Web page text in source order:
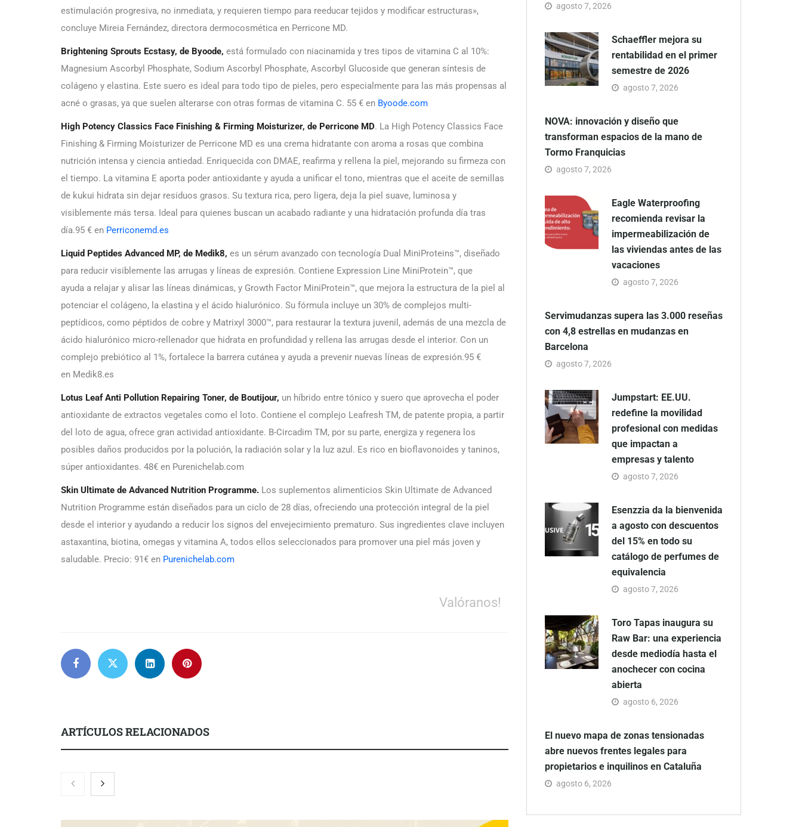
estimulación progresiva, no inmediata, y requieren tiempo para reeducar tejidos y modificar estructuras»,
concluye Mireia Fernández, directora dermocosmética en Perricone MD.
Brightening Sprouts Ecstasy, de Byoode, está formulado con niacinamida y tres tipos de vitamina C al 10%:
Magnesium Ascorbyl Phosphate, Sodium Ascorbyl Phosphate, Ascorbyl Glucoside que generan síntesis de
colágeno y elastina. Este suero es ideal para todo tipo de pieles, pero especialmente para las más propensas al
acné o grasas, ya que suelen alterarse con otras formas de vitamina C. 55 € en Byoode.com
High Potency Classics Face Finishing & Firming Moisturizer, de Perricone MD. La High Potency Classics Face
Finishing & Firming Moisturizer de Perricone MD es una crema hidratante con aroma a rosas que combina
nutrición intensa y ciencia antiedad. Enriquecida con DMAE, reafirma y rellena la piel, mejorando su firmeza con
el tiempo. La vitamina E aporta poder antioxidante y ayuda a unificar el tono, mientras que el aceite de semillas
de kukui hidrata sin dejar residuos grasos. Su textura rica, pero ligera, deja la piel suave, luminosa y
visiblemente más tersa. Ideal para quienes buscan un acabado radiante y una hidratación profunda día tras
día.95 € en Perriconemd.es
Liquid Peptides Advanced MP, de Medik8, es un sérum avanzado con tecnología Dual MiniProteins™, diseñado
para reducir visiblemente las arrugas y líneas de expresión. Contiene Expression Line MiniProtein™, que
ayuda a relajar y alisar las líneas dinámicas, y Growth Factor MiniProtein™, que mejora la estructura de la piel al
potenciar el colágeno, la elastina y el ácido hialurónico. Su fórmula incluye un 30% de complejos multi-
peptídicos, como péptidos de cobre y Matrixyl 3000™, para restaurar la textura juvenil, además de una mezcla de
ácido hialurónico micro-rellenador que hidrata en profundidad y rellena las arrugas desde el interior. Con un
complejo prebiótico al 1%, fortalece la barrera cutánea y ayuda a prevenir nuevas líneas de expresión.95 €
en Medik8.es
Lotus Leaf Anti Pollution Repairing Toner, de Boutijour, un híbrido entre tónico y suero que aprovecha el poder
antioxidante de extractos vegetales como el loto. Contiene el complejo Leafresh TM, de patente propia, a partir
del loto de agua, ofrece gran actividad antioxidante. B-Circadim TM, por su parte, energiza y regenera los
posibles daños producidos por la polución, la radiación solar y la luz azul. Es rico en bioflavonoides y taninos,
súper antioxidantes. 48€ en Purenichelab.com
Skin Ultimate de Advanced Nutrition Programme. Los suplementos alimenticios Skin Ultimate de Advanced
Nutrition Programme están diseñados para un ciclo de 28 días, ofreciendo una protección integral de la piel
desde el interior y ayudando a reducir los signos del envejecimiento prematuro. Sus ingredientes clave incluyen
astaxantina, biotina, omegas y vitamina A, todos ellos seleccionados para promover una piel más joven y
saludable. Precio: 91€ en Purenichelab.com
Valóranos!
ARTÍCULOS RELACIONADOS
COMPALISS de LYSOTRIC: cuando
un solo producto multiplica las
agosto 7, 2026
Schaeffler mejora su
rentabilidad en el primer
semestre de 2026
agosto 7, 2026
NOVA: innovación y diseño que
transforman espacios de la mano de
Tormo Franquicias
agosto 7, 2026
Eagle Waterproofing
recomienda revisar la
impermeabilización de
las viviendas antes de las
vacaciones
agosto 7, 2026
Servimudanzas supera las 3.000 reseñas
con 4,8 estrellas en mudanzas en
Barcelona
agosto 7, 2026
Jumpstart: EE.UU.
redefine la movilidad
profesional con medidas
que impactan a
empresas y talento
agosto 7, 2026
Esenzzia da la bienvenida
a agosto con descuentos
del 15% en todo su
catálogo de perfumes de
equivalencia
agosto 7, 2026
Toro Tapas inaugura su
Raw Bar: una experiencia
desde mediodía hasta el
anochecer con cocina
abierta
agosto 6, 2026
El nuevo mapa de zonas tensionadas
abre nuevos frentes legales para
propietarios e inquilinos en Cataluña
agosto 6, 2026